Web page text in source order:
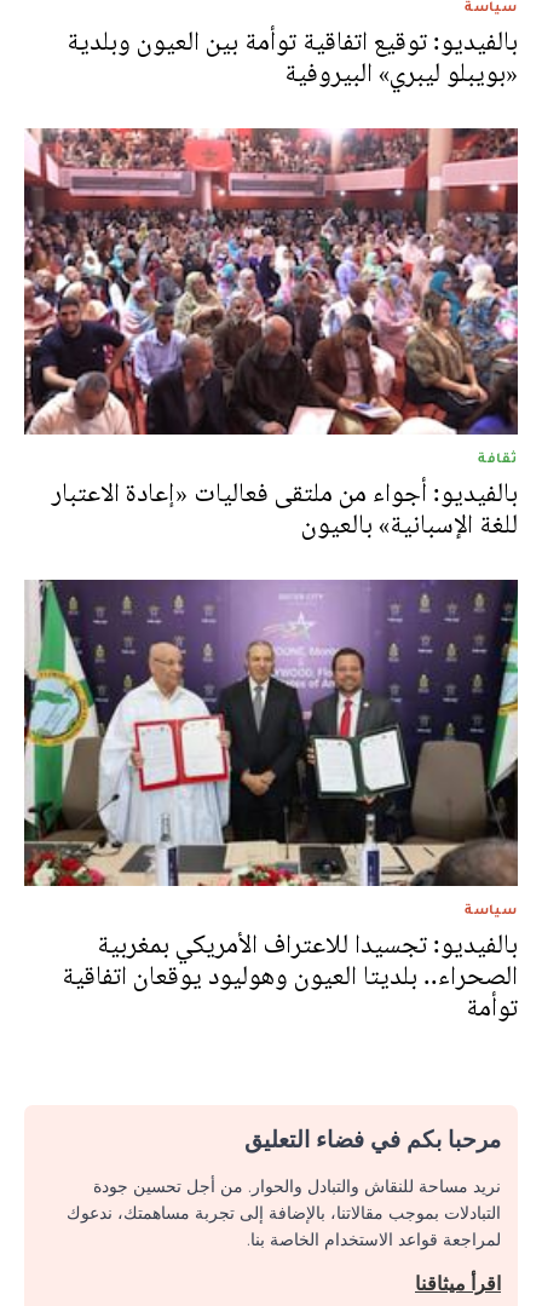
سياسة
بالفيديو: توقيع اتفاقية توأمة بين العيون وبلدية
«بويبلو ليبري» البيروفية
ثقافة
بالفيديو: أجواء من ملتقى فعاليات «إعادة الاعتبار
للغة الإسبانية» بالعيون
سياسة
بالفيديو: تجسيدا للاعتراف الأمريكي بمغربية
الصحراء.. بلديتا العيون وهوليود يوقعان اتفاقية
توأمة
مرحبا بكم في فضاء التعليق
نريد مساحة للنقاش والتبادل والحوار. من أجل تحسين جودة
التبادلات بموجب مقالاتنا، بالإضافة إلى تجربة مساهمتك، ندعوك
لمراجعة قواعد الاستخدام الخاصة بنا.
اقرأ ميثاقنا